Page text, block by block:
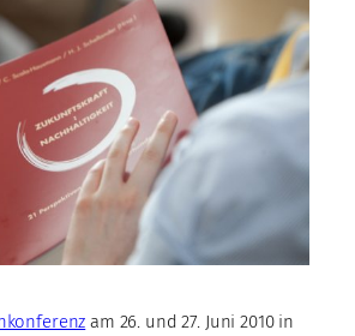
am 26. und 27. Juni 2010 in